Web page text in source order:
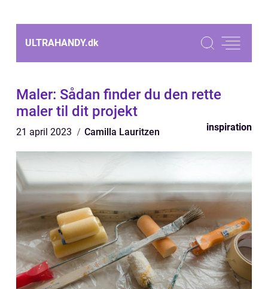
ULTRAHANDY.dk
Maler: Sådan finder du den rette
maler til dit projekt
21 april 2023 Camilla Lauritzen inspiration